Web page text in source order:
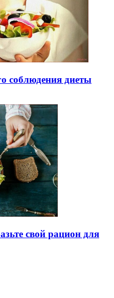
соблюдения диеты
свой рацион для